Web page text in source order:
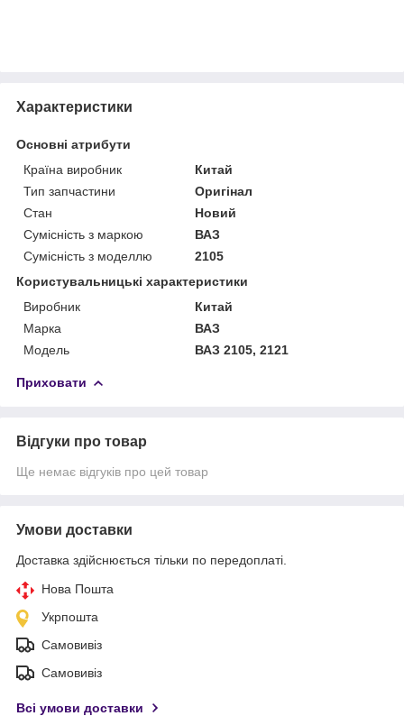
Характеристики
Основні атрибути
Країна виробник
Китай
Тип запчастини
Оригінал
Стан
Новий
Сумісність з маркою
ВАЗ
Сумісність з моделлю
2105
Користувальницькі характеристики
Виробник
Китай
Марка
ВАЗ
Модель
ВАЗ 2105, 2121
Приховати
Відгуки про товар
Ще немає відгуків про цей товар
Умови доставки
Доставка здійснюється тільки по передоплаті.
Нова Пошта
Укрпошта
Самовивіз
Самовивіз
Всі умови доставки